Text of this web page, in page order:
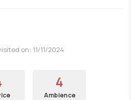
on: 11/11/2024
4
Ambience